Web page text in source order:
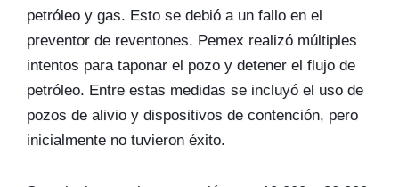
petróleo y gas. Esto se debió a un fallo en el
preventor de reventones. Pemex realizó múltiples
intentos para taponar el pozo y detener el flujo de
petróleo. Entre estas medidas se incluyó el uso de
pozos de alivio y dispositivos de contención, pero
inicialmente no tuvieron éxito.